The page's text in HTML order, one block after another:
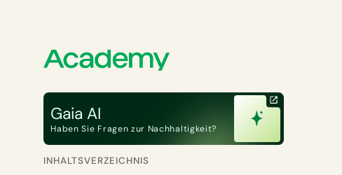
Gaia AI
Haben Sie Fragen zur Nachhaltigkeit?
INHALTSVERZEICHNIS